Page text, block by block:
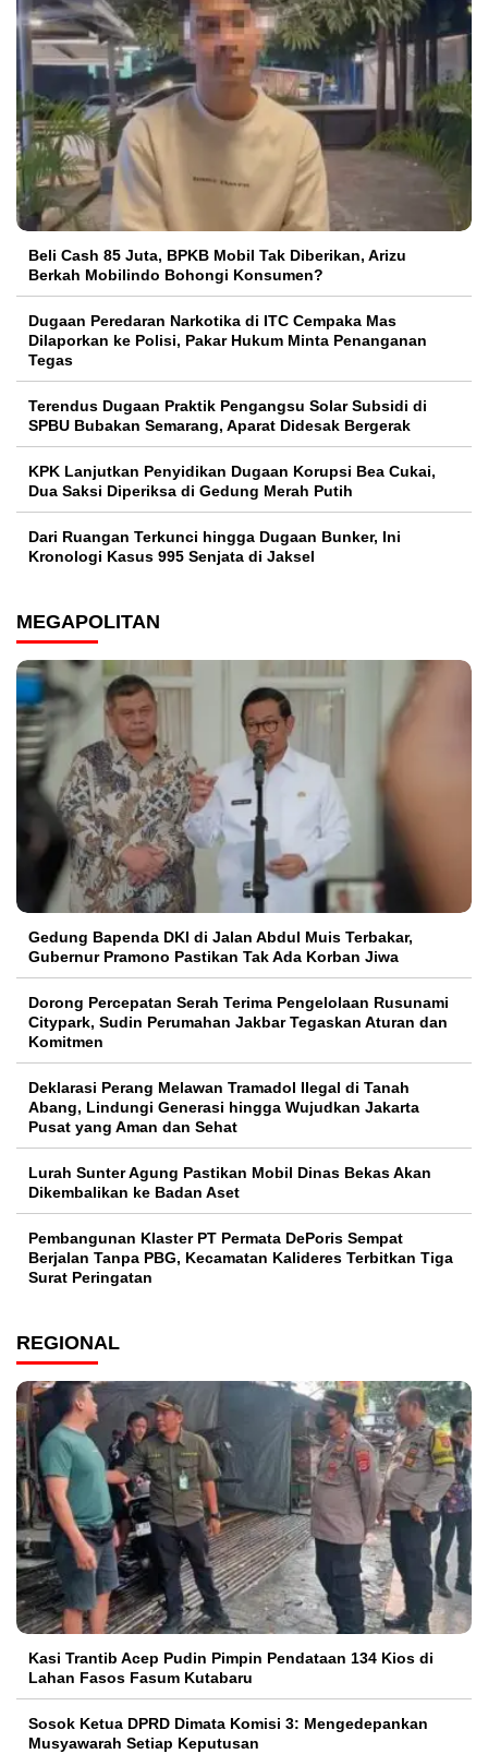
‎Beli Cash 85 Juta, BPKB Mobil Tak Diberikan, Arizu
Berkah Mobilindo Bohongi Konsumen?
Dugaan Peredaran Narkotika di ITC Cempaka Mas
Dilaporkan ke Polisi, Pakar Hukum Minta Penanganan
Tegas
Terendus Dugaan Praktik Pengangsu Solar Subsidi di
SPBU Bubakan Semarang, Aparat Didesak Bergerak
KPK Lanjutkan Penyidikan Dugaan Korupsi Bea Cukai,
Dua Saksi Diperiksa di Gedung Merah Putih
Dari Ruangan Terkunci hingga Dugaan Bunker, Ini
Kronologi Kasus 995 Senjata di Jaksel
MEGAPOLITAN
Gedung Bapenda DKI di Jalan Abdul Muis Terbakar,
Gubernur Pramono Pastikan Tak Ada Korban Jiwa
Dorong Percepatan Serah Terima Pengelolaan Rusunami
Citypark, Sudin Perumahan Jakbar Tegaskan Aturan dan
Komitmen
Deklarasi Perang Melawan Tramadol Ilegal di Tanah
Abang, Lindungi Generasi hingga Wujudkan Jakarta
Pusat yang Aman dan Sehat
Lurah Sunter Agung Pastikan Mobil Dinas Bekas Akan
Dikembalikan ke Badan Aset
Pembangunan Klaster PT Permata DePoris Sempat
Berjalan Tanpa PBG, Kecamatan Kalideres Terbitkan Tiga
Surat Peringatan
REGIONAL
Kasi Trantib Acep Pudin Pimpin Pendataan 134 Kios di
Lahan Fasos Fasum Kutabaru
Sosok Ketua DPRD Dimata Komisi 3: Mengedepankan
Musyawarah Setiap Keputusan